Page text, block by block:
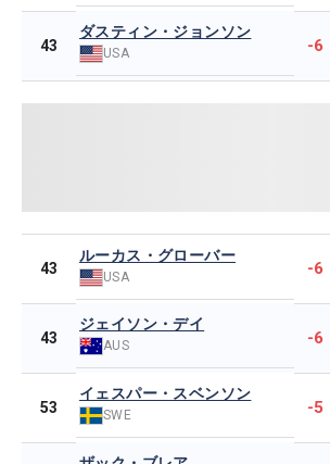
43
ダスティン・ジョンソン
USA -6
43
ルーカス・グローバー
USA -6
43
ジェイソン・デイ
AUS -6
53
イェスパー・スベンソン
SWE -5